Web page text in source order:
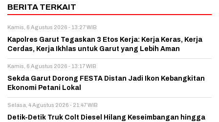
BERITA TERKAIT
Kamis, 6 Agustus 2026 - 13:27 WIB
Kapolres Garut Tegaskan 3 Etos Kerja: Kerja Keras, Kerja
Cerdas, Kerja Ikhlas untuk Garut yang Lebih Aman
Kamis, 6 Agustus 2026 - 13:17 WIB
Sekda Garut Dorong FESTA Distan Jadi Ikon Kebangkitan
Ekonomi Petani Lokal
Selasa, 4 Agustus 2026 - 21:47 WIB
Detik-Detik Truk Colt Diesel Hilang Keseimbangan hingga